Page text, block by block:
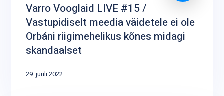
Varro Vooglaid LIVE #15 /
Vastupidiselt meedia väidetele ei ole
Orbáni riigimehelikus kõnes midagi
skandaalset
29. juuli 2022